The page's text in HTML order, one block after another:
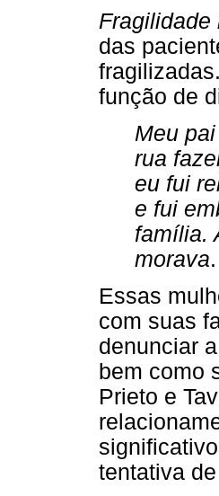
das
função de
Meu
rua
eu fui
e fui
família.
morava
Essas
com suas
denunciar
bem como
Prieto e
tentativa